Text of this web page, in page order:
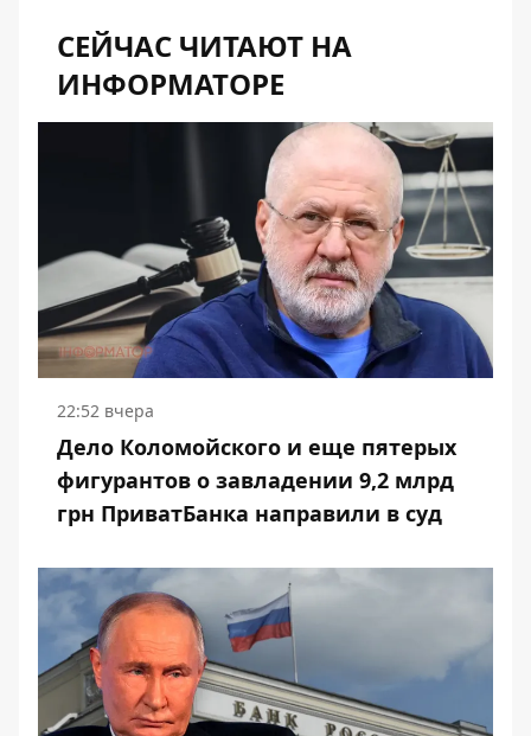
СЕЙЧАС ЧИТАЮТ НА
ИНФОРМАТОРЕ
22:52 вчера
Дело Коломойского и еще пятерых
фигурантов о завладении 9,2 млрд
грн ПриватБанка направили в суд